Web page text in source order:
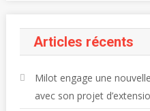
Articles récents
Milot engage une
avec son projet